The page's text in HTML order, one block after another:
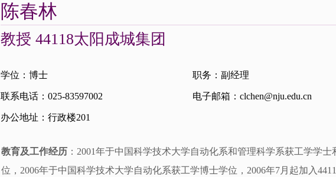
陈春林
教授 44118太阳成城集团
学位：博士 职务：副经理
联系电话：025-83597002 电子邮箱：clchen@nju.edu.cn
办公地址：行政楼201
教育及工作经历 ：2001年于中国科学技术大学自动化系和管理科学系获工学学
位，2006年于中国科学技术大学自动化系获工学博士学位，2006年7月起加入